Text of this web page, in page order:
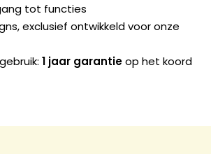
tot functies
exclusief ontwikkeld voor onze
1 jaar garantieop het koord